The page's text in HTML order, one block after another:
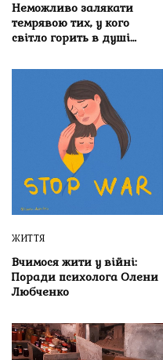
Неможливо залякати
темрявою тих, у кого
світло горить в душі…
ЖИТТЯ
Вчимося жити у війні:
Поради психолога Олени
Любченко